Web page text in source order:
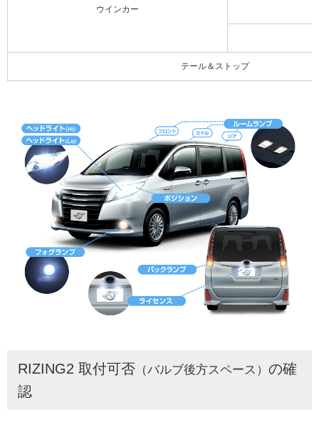
ウインカー
テール＆ストップ
RIZING2 取付可否 （バルブ後方スペース） の確
認